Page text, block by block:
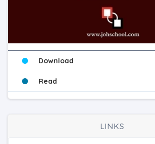
Download
Read
LINKS